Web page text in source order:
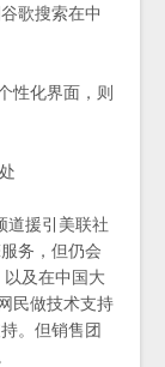
歌搜索在中
性化界面，则
道援引美联社
务，但仍会
及在中国大
民做技术支持
。但销售团